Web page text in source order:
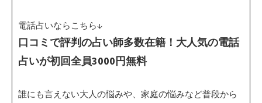
電話占いならこちら↓
口コミで評判の占い師多数在籍！大人気の電話
占いが初回全員3000円無料
誰にも言えない大人の悩みや、家庭の悩みなど普段から